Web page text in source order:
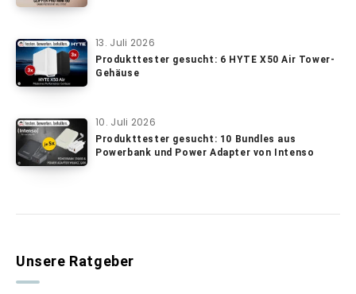
13. Juli 2026
Produkttester gesucht: 6 HYTE X50 Air Tower-
Gehäuse
10. Juli 2026
Produkttester gesucht: 10 Bundles aus
Powerbank und Power Adapter von Intenso
Unsere Ratgeber